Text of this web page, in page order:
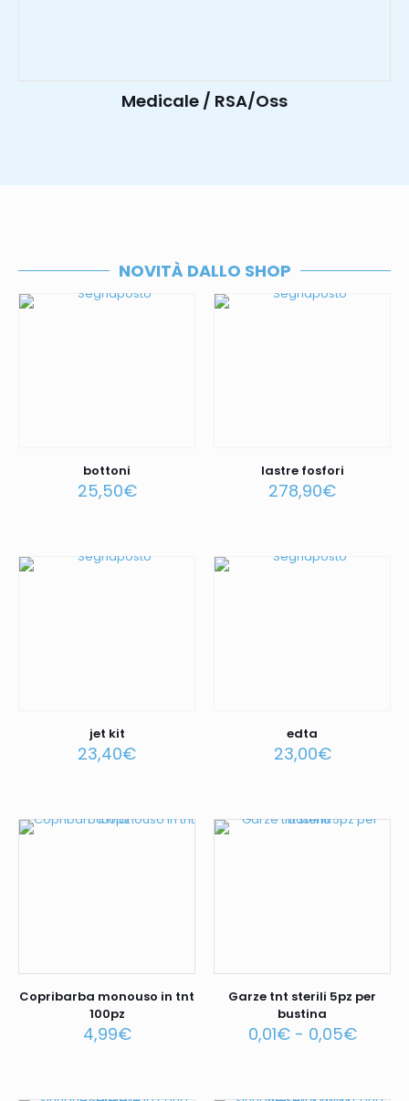
Medicale / RSA/Oss
NOVITÀ DALLO SHOP
bottoni
25,50€
lastre fosfori
278,90€
jet kit
23,40€
edta
23,00€
Copribarba monouso in tnt
100pz
4,99€
Garze tnt sterili 5pz per
bustina
0,01€ - 0,05€